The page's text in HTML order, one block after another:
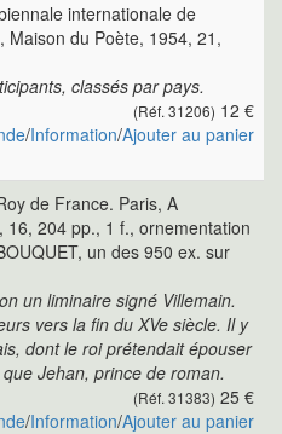
internationale de
Maison du Poète, 1954, 21,
classés par pays.
(Réf. 31206) 12 €
/Information/Ajouter au panier
de France. Paris, A
16, 204 pp., 1 f., ornementation
un des 950 ex. sur
un liminaire signé Villemain.
vers la fin du XVe siècle. Il y
dont le roi prétendait épouser
Jehan, prince de roman.
(Réf. 31383) 25 €
/Information/Ajouter au panier